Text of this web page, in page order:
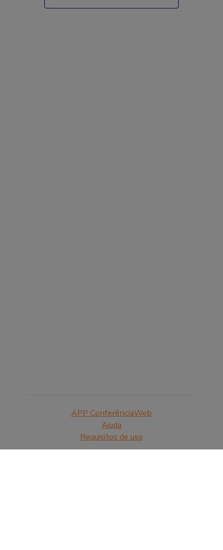
APP ConferênciaWeb
Ajuda
Requisitos de uso